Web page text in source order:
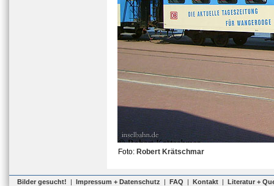
Foto: Robert Krätschmar
Bilder gesucht! | Impressum + Datenschutz | FAQ | Kontakt | Literatur +